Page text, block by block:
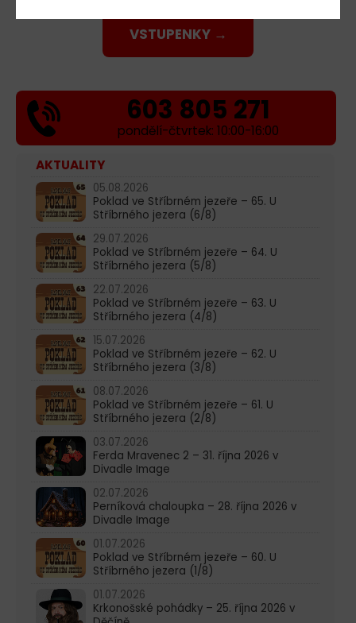
VSTUPENKY →
603 805 271
pondělí-čtvrtek: 10:00-16:00
AKTUALITY
05.08.2026
Poklad ve Stříbrném jezeře – 65. U
Stříbrného jezera (6/8)
29.07.2026
Poklad ve Stříbrném jezeře – 64. U
Stříbrného jezera (5/8)
22.07.2026
Poklad ve Stříbrném jezeře – 63. U
Stříbrného jezera (4/8)
15.07.2026
Poklad ve Stříbrném jezeře – 62. U
Stříbrného jezera (3/8)
08.07.2026
Poklad ve Stříbrném jezeře – 61. U
Stříbrného jezera (2/8)
03.07.2026
Ferda Mravenec 2 – 31. října 2026 v
Divadle Image
02.07.2026
Perníková chaloupka – 28. října 2026 v
Divadle Image
01.07.2026
Poklad ve Stříbrném jezeře – 60. U
Stříbrného jezera (1/8)
01.07.2026
Krkonošské pohádky – 25. října 2026 v